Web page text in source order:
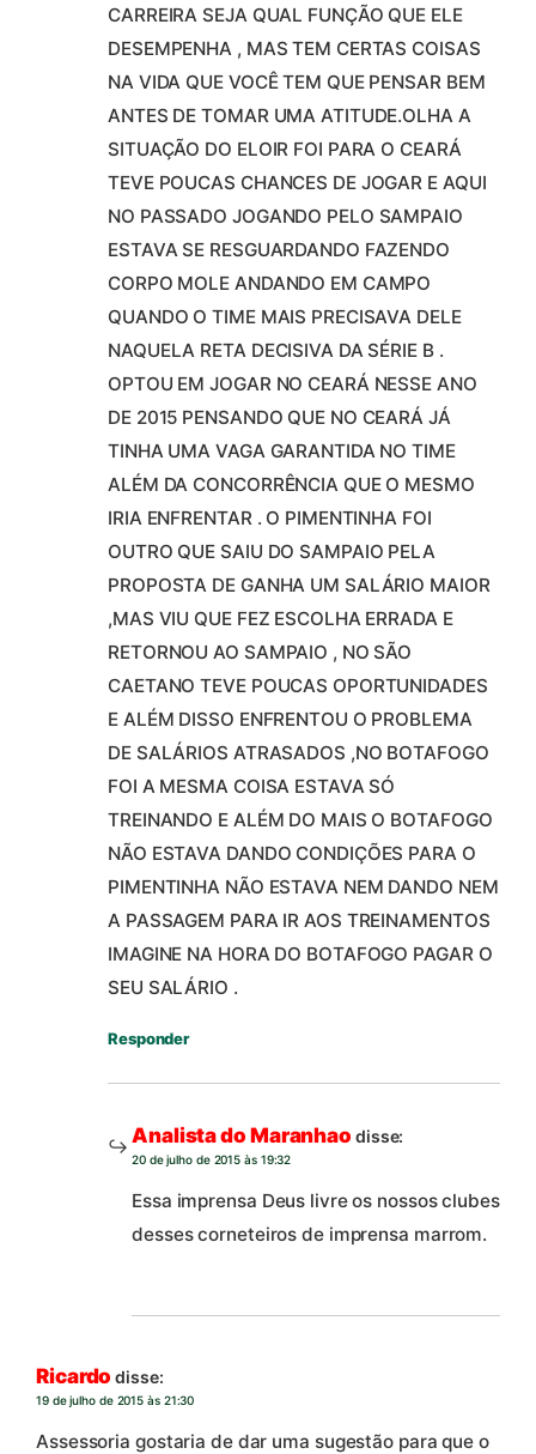
CARREIRA SEJA QUAL FUNÇÃO QUE ELE
DESEMPENHA , MAS TEM CERTAS COISAS
NA VIDA QUE VOCÊ TEM QUE PENSAR BEM
ANTES DE TOMAR UMA ATITUDE.OLHA A
SITUAÇÃO DO ELOIR FOI PARA O CEARÁ
TEVE POUCAS CHANCES DE JOGAR E AQUI
NO PASSADO JOGANDO PELO SAMPAIO
ESTAVA SE RESGUARDANDO FAZENDO
CORPO MOLE ANDANDO EM CAMPO
QUANDO O TIME MAIS PRECISAVA DELE
NAQUELA RETA DECISIVA DA SÉRIE B .
OPTOU EM JOGAR NO CEARÁ NESSE ANO
DE 2015 PENSANDO QUE NO CEARÁ JÁ
TINHA UMA VAGA GARANTIDA NO TIME
ALÉM DA CONCORRÊNCIA QUE O MESMO
IRIA ENFRENTAR . O PIMENTINHA FOI
OUTRO QUE SAIU DO SAMPAIO PELA
PROPOSTA DE GANHA UM SALÁRIO MAIOR
,MAS VIU QUE FEZ ESCOLHA ERRADA E
RETORNOU AO SAMPAIO , NO SÃO
CAETANO TEVE POUCAS OPORTUNIDADES
E ALÉM DISSO ENFRENTOU O PROBLEMA
DE SALÁRIOS ATRASADOS ,NO BOTAFOGO
FOI A MESMA COISA ESTAVA SÓ
TREINANDO E ALÉM DO MAIS O BOTAFOGO
NÃO ESTAVA DANDO CONDIÇÕES PARA O
PIMENTINHA NÃO ESTAVA NEM DANDO NEM
A PASSAGEM PARA IR AOS TREINAMENTOS
IMAGINE NA HORA DO BOTAFOGO PAGAR O
SEU SALÁRIO .
Responder
Analista do Maranhao disse:
20 de julho de 2015 às 19:32
Essa imprensa Deus livre os nossos clubes
desses corneteiros de imprensa marrom.
Ricardo disse:
19 de julho de 2015 às 21:30
Assessoria gostaria de dar uma sugestão para que o